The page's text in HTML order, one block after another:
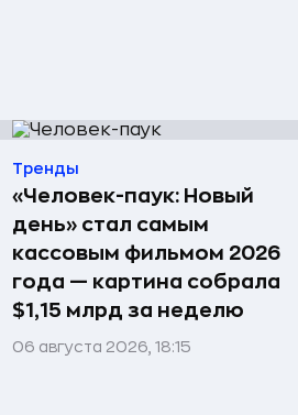
Тренды
«Человек-паук: Новый
день» стал самым
кассовым фильмом 2026
года — картина собрала
$1,15 млрд за неделю
06 августа 2026, 18:15